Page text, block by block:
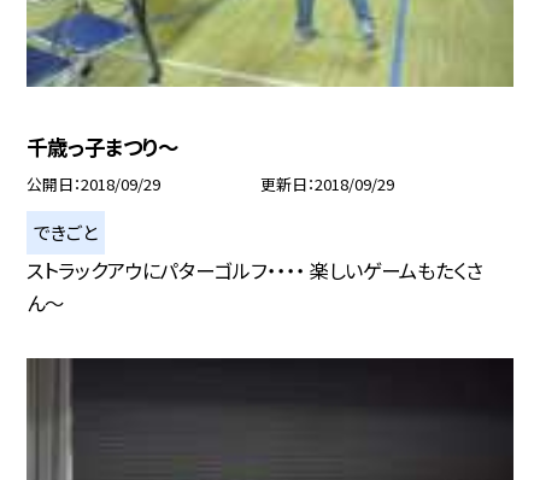
千歳っ子まつり〜
公開日 2018/09/29 更新日 2018/09/29
できごと
ストラックアウにパターゴルフ・・・・ 楽しいゲームもたくさ
ん〜